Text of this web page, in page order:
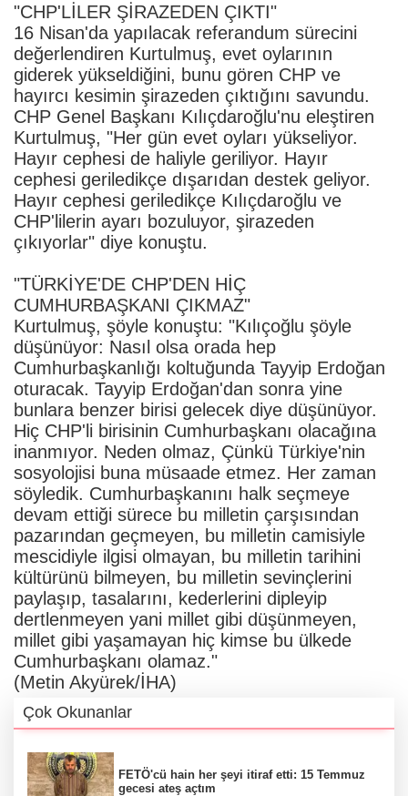
"CHP'LİLER ŞİRAZEDEN ÇIKTI"
16 Nisan'da yapılacak referandum sürecini
değerlendiren Kurtulmuş, evet oylarının
giderek yükseldiğini, bunu gören CHP ve
hayırcı kesimin şirazeden çıktığını savundu.
CHP Genel Başkanı Kılıçdaroğlu'nu eleştiren
Kurtulmuş, "Her gün evet oyları yükseliyor.
Hayır cephesi de haliyle geriliyor. Hayır
cephesi geriledikçe dışarıdan destek geliyor.
Hayır cephesi geriledikçe Kılıçdaroğlu ve
CHP'lilerin ayarı bozuluyor, şirazeden
çıkıyorlar" diye konuştu.
"TÜRKİYE'DE CHP'DEN HİÇ
CUMHURBAŞKANI ÇIKMAZ"
Kurtulmuş, şöyle konuştu: "Kılıçoğlu şöyle
düşünüyor: Nasıl olsa orada hep
Cumhurbaşkanlığı koltuğunda Tayyip Erdoğan
oturacak. Tayyip Erdoğan'dan sonra yine
bunlara benzer birisi gelecek diye düşünüyor.
Hiç CHP'li birisinin Cumhurbaşkanı olacağına
inanmıyor. Neden olmaz, Çünkü Türkiye'nin
sosyolojisi buna müsaade etmez. Her zaman
söyledik. Cumhurbaşkanını halk seçmeye
devam ettiği sürece bu milletin çarşısından
pazarından geçmeyen, bu milletin camisiyle
mescidiyle ilgisi olmayan, bu milletin tarihini
kültürünü bilmeyen, bu milletin sevinçlerini
paylaşıp, tasalarını, kederlerini dipleyip
dertlenmeyen yani millet gibi düşünmeyen,
millet gibi yaşamayan hiç kimse bu ülkede
Cumhurbaşkanı olamaz."
(Metin Akyürek/İHA)
Çok Okunanlar
FETÖ'cü hain her şeyi itiraf etti: 15 Temmuz
gecesi ateş açtım